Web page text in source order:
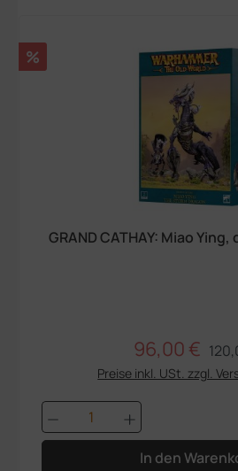
Rabatt
%
GRAND CATHAY: Miao
Verkaufspreis:
96,00 €
Preise inkl. USt. zzgl.
Produkt Anzahl: Gib
In den